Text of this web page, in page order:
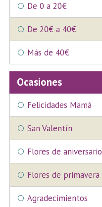
De 0 a 20€
De 20€ a 40€
Más de 40€
Ocasiones
Felicidades Mamá
San Valentín
Flores de aniversario
Flores de primavera
Agradecimientos